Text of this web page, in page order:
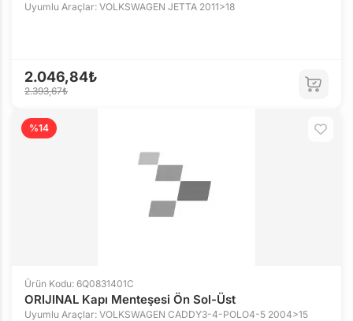
Uyumlu Araçlar: VOLKSWAGEN JETTA 2011>18
2.046,84₺
2.393,67₺
%14
Ürün Kodu: 6Q0831401C
ORIJINAL Kapı Menteşesi Ön Sol-Üst
Uyumlu Araçlar: VOLKSWAGEN CADDY3-4-POLO4-5 2004>15